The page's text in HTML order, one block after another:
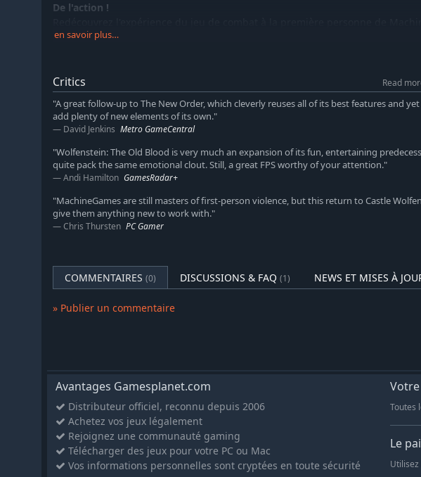
De l'action !
utilisant de toutes nouvelles armes inspirées du matériel nazi comme le fusil
d'adrénaline comme pour les assassinats en toute discrétion.
De l'aventure !
Explorez des décors à couper le souffle avec des petits villages de campagne
des vallées et montagnes reliées entre elles par des téléphériques et des
catacombes effrayantes et, bien sûr, l'emblématique château de Wolfenstein
doubles barres à mine en métal pour escalader ce monde de long en large.
Affrontez tout un tas de nouveaux ennemis comme les légions de super-
de choc d'élite, les drones, ainsi que les abominations nazies les plus terribles
Wolfenstein®: The Old Blood™ est une histoire fictive située dans un univers
Les noms, personnages, organisations, lieux et événements sont soit imaginaires,
de manière romancée. L'histoire et le contenu de ce jeu ne doivent pas être
en aucun cas destinés à justifier, glorifier ou approuver les croyances, les
en savoir plus…
Critics
Read
"A great follow-up to The New Order, which cleverly reuses all of its best features and
add plenty of new elements of its own."
David Jenkins Metro GameCentral
"Wolfenstein: The Old Blood is very much an expansion of its fun, entertaining
quite pack the same emotional clout. Still, a great FPS worthy of your attention."
Andi Hamilton GamesRadar+
"MachineGames are still masters of first-person violence, but this return to Castle
give them anything new to work with."
Chris Thursten PC Gamer
COMMENTAIRES (0) DISCUSSIONS & FAQ (1) NEWS ET MISES À
» Publier un commentaire
Avantages Gamesplanet.com
Distributeur officiel, reconnu depuis 2006
Achetez vos jeux légalement
Rejoignez une communauté gaming
Télécharger des jeux pour votre PC ou Mac
Vos informations personnelles sont cryptées en toute sécurité
Toutes
Le